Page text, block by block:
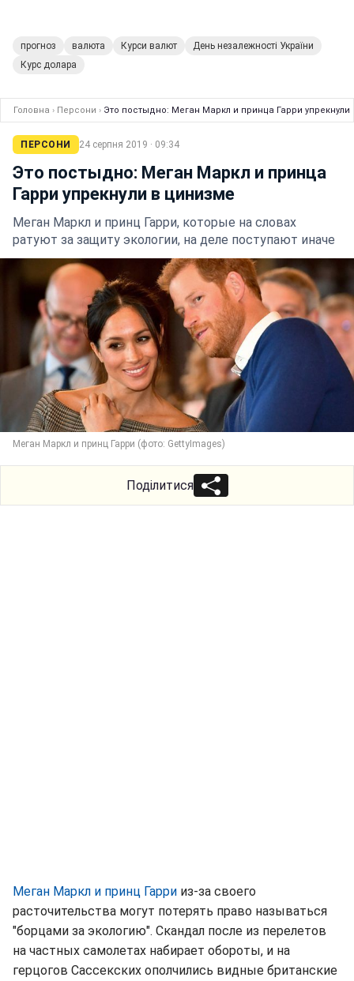
прогноз валюта Курси валют
День незалежності України
Курс долара
Головна › Персони › Это постыдно: Меган Маркл и принца Гарри упрекнули
ПЕРСОНИ 24 серпня 2019 · 09:34
Это постыдно: Меган Маркл и принца
Гарри упрекнули в цинизме
Меган Маркл и принц Гарри, которые на словах
ратуют за защиту экологии, на деле поступают иначе
Меган Маркл и принц Гарри (фото: GettyImages)
Поділитися
Меган Маркл и принц Гарри из-за своего
расточительства могут потерять право называться
"борцами за экологию". Скандал после из перелетов
на частных самолетах набирает обороты, и на
герцогов Сассекских ополчились видные британские